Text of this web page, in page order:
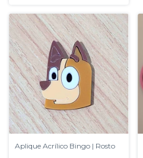
Aplique Acrílico Bingo | Rosto